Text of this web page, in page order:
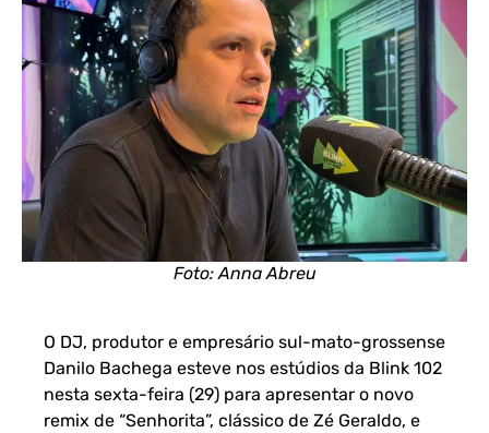
Foto: Anna Abreu
O DJ, produtor e empresário sul-mato-grossense
Danilo Bachega esteve nos estúdios da Blink 102
nesta sexta-feira (29) para apresentar o novo
remix de “Senhorita”, clássico de Zé Geraldo, e